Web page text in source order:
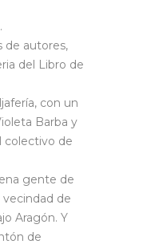
de autores,
del Libro de
con un
Barba y
colectivo de
gente de
vecindad de
Aragón. Y
de